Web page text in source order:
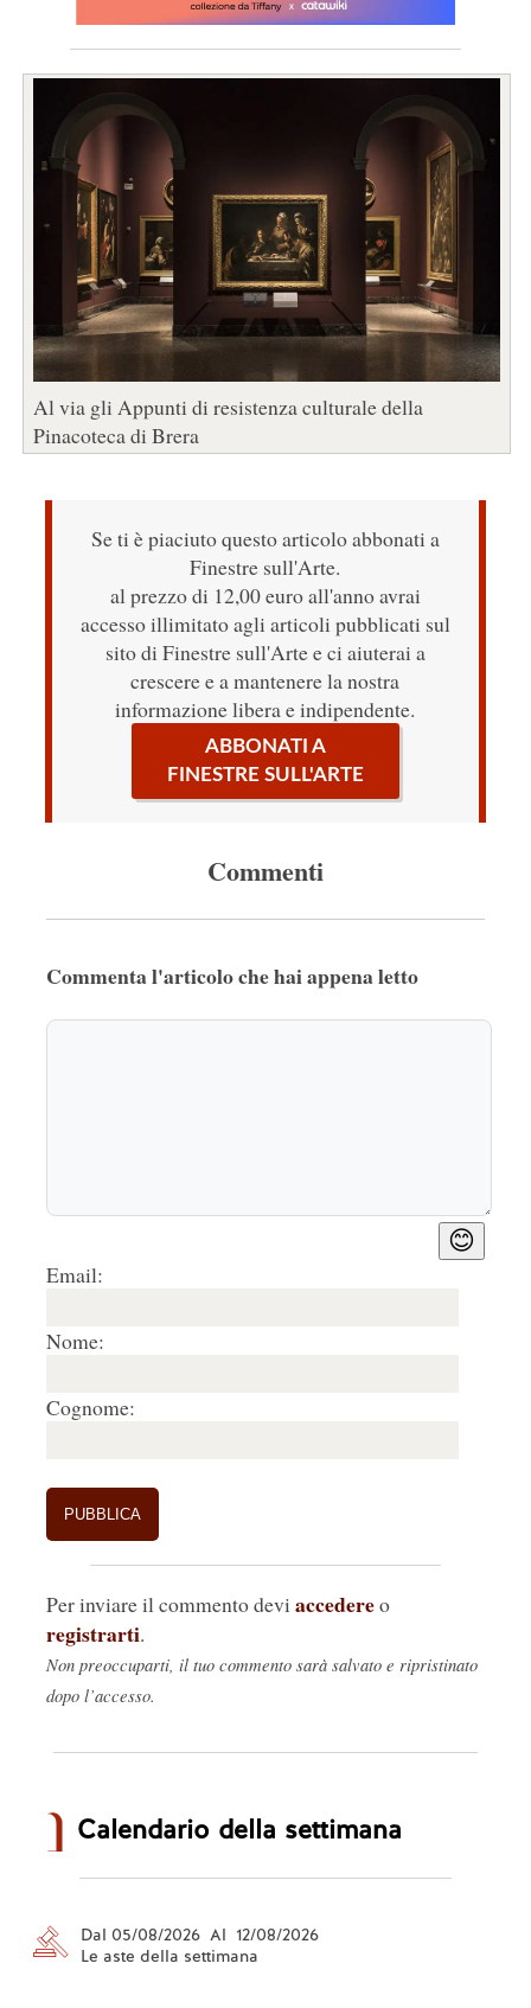
Al via gli Appunti di resistenza culturale della
Pinacoteca di Brera
Se ti è piaciuto questo articolo abbonati a
Finestre sull'Arte.
al prezzo di 12,00 euro all'anno avrai
accesso illimitato agli articoli pubblicati sul
sito di Finestre sull'Arte e ci aiuterai a
crescere e a mantenere la nostra
informazione libera e indipendente.
ABBONATI A
FINESTRE SULL'ARTE
Commenti
Commenta l'articolo che hai appena letto
😊
Email:
Nome:
Cognome:
Per inviare il commento devi accedereo
registrarti.
Non preoccuparti, il tuo commento sarà salvato e ripristinato
dopo l’accesso.
Calendario della settimana
Dal 05/08/2026 Al 12/08/2026
Le aste della settimana